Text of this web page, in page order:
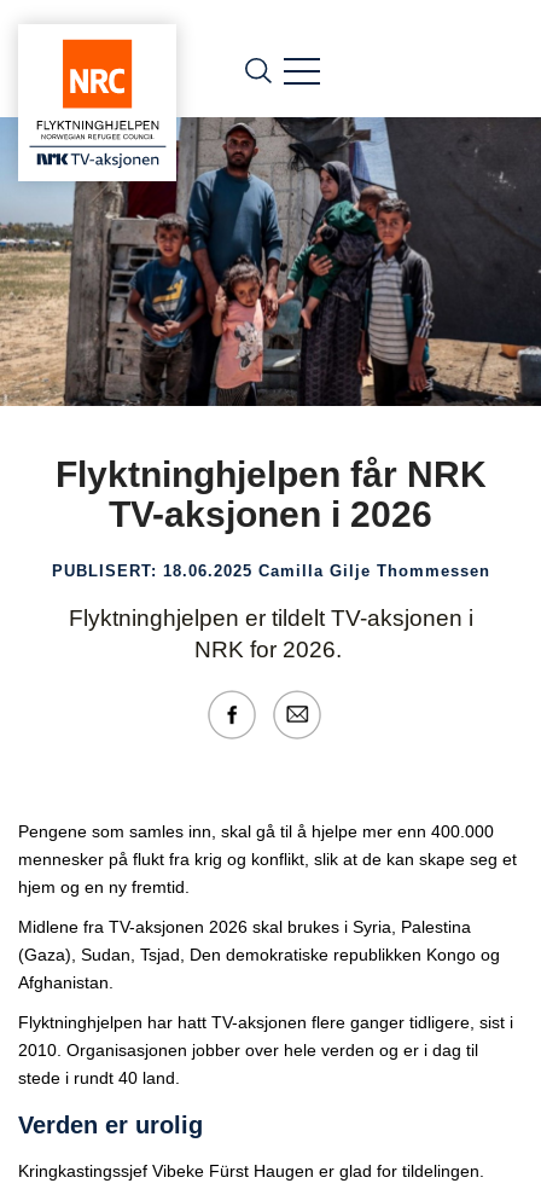
Flyktninghjelpen får NRK
TV-aksjonen i 2026
PUBLISERT: 18.06.2025 Camilla Gilje Thommessen
Flyktninghjelpen er tildelt TV-aksjonen i
NRK for 2026.
Pengene som samles inn, skal gå til å hjelpe mer enn 400.000
mennesker på flukt fra krig og konflikt, slik at de kan skape seg et
hjem og en ny fremtid.
Midlene fra TV-aksjonen 2026 skal brukes i Syria, Palestina
(Gaza), Sudan, Tsjad, Den demokratiske republikken Kongo og
Afghanistan.
Flyktninghjelpen har hatt TV-aksjonen flere ganger tidligere, sist i
2010. Organisasjonen jobber over hele verden og er i dag til
stede i rundt 40 land.
Verden er urolig
Kringkastingssjef Vibeke Fürst Haugen er glad for tildelingen.